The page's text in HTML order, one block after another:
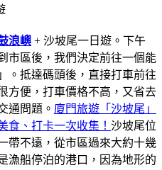
浪嶼 + 沙坡尾一日遊。下午
市區後，我們決定前往一個能
」。抵達碼頭後，直接打車前往
方便，打車價格不高，又省去
通問題。 廈門旅遊「沙坡尾」
食、打卡一次收集！ 沙坡尾位
帶不遠，從市區過來大約十幾
漁船停泊的港口，因為地形的